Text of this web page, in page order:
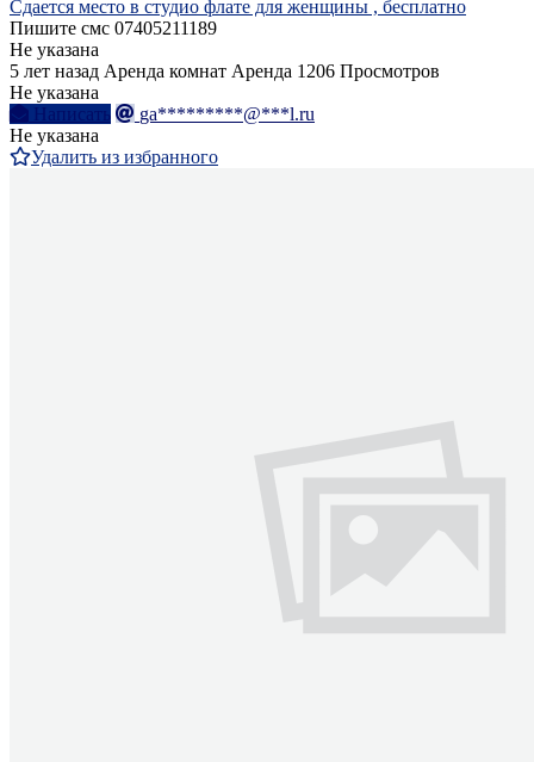
Сдается место в студио флате для женщины , бесплатно
Пишите смс 07405211189
Не указана
5 лет назад Аренда комнат Аренда 1206 Просмотров
Не указана
Написать
ga*********@***l.ru
Не указана
Удалить из избранного